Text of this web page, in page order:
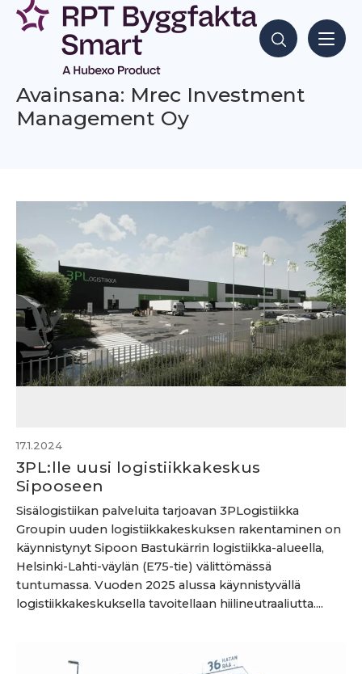
Siirry
sisältöön
Hae sisältöjä
Avainsana: Mrec Investment
Management Oy
17.1.2024
3PL:lle uusi logistiikkakeskus
Sipooseen
Sisälogistiikan palveluita tarjoavan 3PLogistiikka
Groupin uuden logistiikkakeskuksen rakentaminen on
käynnistynyt Sipoon Bastukärrin logistiikka-alueella,
Helsinki-Lahti-väylän (E75-tie) välittömässä
tuntumassa. Vuoden 2025 alussa käynnistyvällä
logistiikkakeskuksella tavoitellaan hiilineutraaliutta....